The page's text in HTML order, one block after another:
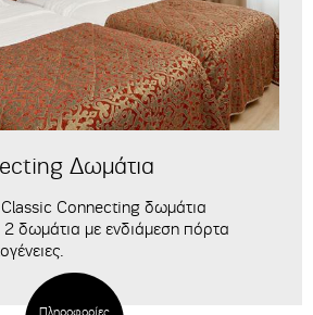
Δωμάτια
Classic Connecting δωμάτια
δωμάτια με ενδιάμεση πόρτα
Πληροφορίες